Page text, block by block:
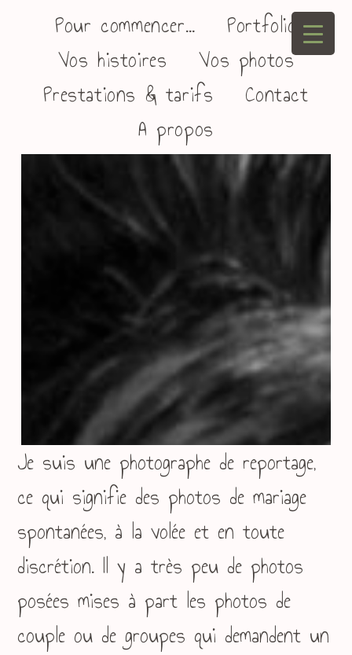
Pour commencer…
Portfolio
Vos histoires
Vos photos
Prestations & tarifs
Contact
A propos
Je suis une photographe de reportage,
ce qui signifie des photos de mariage
spontanées, à la volée et en toute
discrétion. Il y a très peu de photos
posées mises à part les photos de
couple ou de groupes qui demandent un